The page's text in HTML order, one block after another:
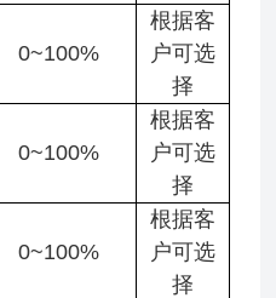
0~100%
根据客
户可选
择
0~100%
根据客
户可选
择
0~100%
根据客
户可选
择